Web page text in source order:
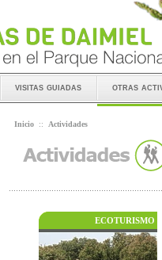
visitas guiadas otras
Inicio :: Actividades
ECOTURISMO